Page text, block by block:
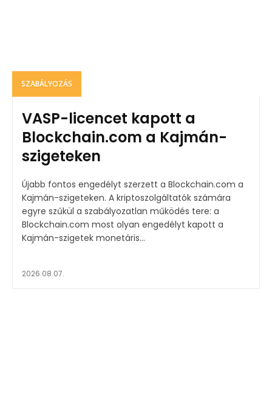
SZABÁLYOZÁS
VASP-licencet kapott a
Blockchain.com a Kajmán-
szigeteken
Újabb fontos engedélyt szerzett a Blockchain.com a
Kajmán-szigeteken. A kriptoszolgáltatók számára
egyre szűkül a szabályozatlan működés tere: a
Blockchain.com most olyan engedélyt kapott a
Kajmán-szigetek monetáris...
2026.08.07.